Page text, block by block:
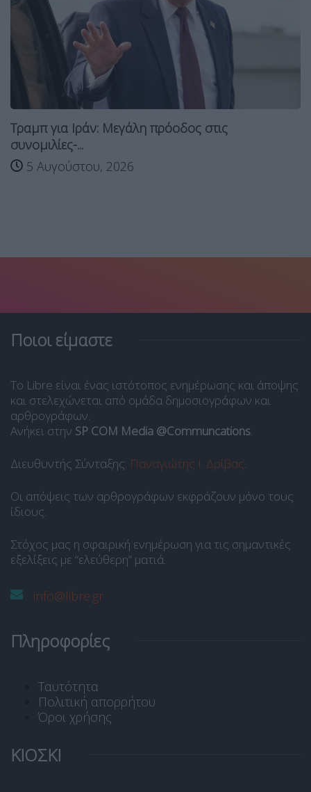
Τραμπ για Ιράν: Μεγάλη πρόοδος στις
συνομιλίες-...
5 Αυγούστου, 2026
Ποιοι είμαστε
Το Libre είναι ένας ιστότοπος ενημέρωσης και άποψης
και στελεχώνεται από ομάδα δημοσιογράφων και
αρθρογράφων.
Ανήκει στην SP COM Media @Communcations.
Διευθυντής Σύνταξης: Παναγιώτης Ι. Δρίβας.
Οι απόψεις των αρθρογράφων εκφράζουν μόνο τους
ίδιους.
Στόχος μας η σφαιρική ενημέρωση για τις σημαντικές
εξελίξεις με “ελεύθερη” ματιά.
info@libre.gr
Πληροφορίες
Ταυτότητα
Πολιτική απορρήτου
Όροι χρήσης
ΚΙΟΣΚΙ